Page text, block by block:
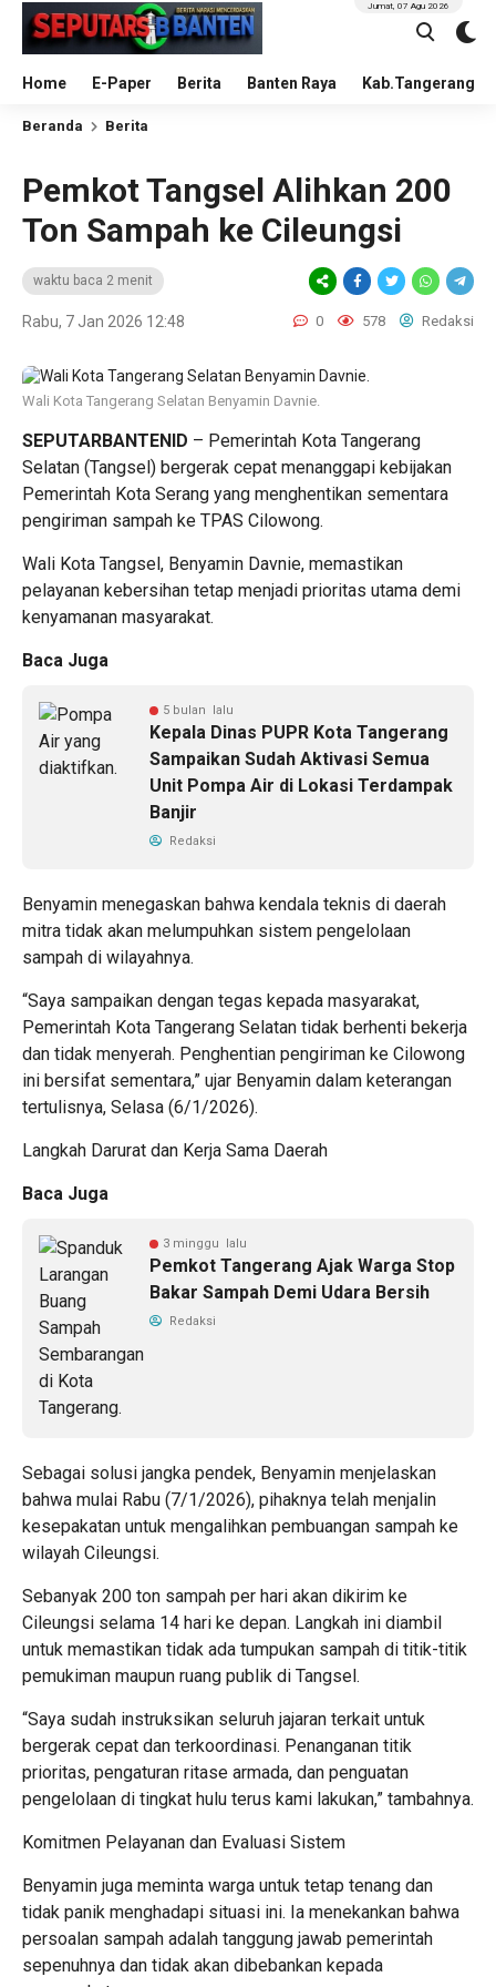
Home E-Paper Berita Banten Raya Kab.Tangerang
Jumat, 07 Agu 2026
Beranda Berita
Pemkot Tangsel Alihkan 200
Ton Sampah ke Cileungsi
waktu baca 2 menit
Rabu, 7 Jan 2026 12:48 0 578 Redaksi
Wali Kota Tangerang Selatan Benyamin Davnie.
SEPUTARBANTENID – Pemerintah Kota Tangerang
Selatan (Tangsel) bergerak cepat menanggapi kebijakan
Pemerintah Kota Serang yang menghentikan sementara
pengiriman sampah ke TPAS Cilowong.
Wali Kota Tangsel, Benyamin Davnie, memastikan
pelayanan kebersihan tetap menjadi prioritas utama demi
kenyamanan masyarakat.
Baca Juga
5 bulan lalu
Kepala Dinas PUPR Kota Tangerang
Sampaikan Sudah Aktivasi Semua
Unit Pompa Air di Lokasi Terdampak
Banjir
Redaksi
Benyamin menegaskan bahwa kendala teknis di daerah
mitra tidak akan melumpuhkan sistem pengelolaan
sampah di wilayahnya.
“Saya sampaikan dengan tegas kepada masyarakat,
Pemerintah Kota Tangerang Selatan tidak berhenti bekerja
dan tidak menyerah. Penghentian pengiriman ke Cilowong
ini bersifat sementara,” ujar Benyamin dalam keterangan
tertulisnya, Selasa (6/1/2026).
Langkah Darurat dan Kerja Sama Daerah
Baca Juga
3 minggu lalu
Pemkot Tangerang Ajak Warga Stop
Bakar Sampah Demi Udara Bersih
Redaksi
Sebagai solusi jangka pendek, Benyamin menjelaskan
bahwa mulai Rabu (7/1/2026), pihaknya telah menjalin
kesepakatan untuk mengalihkan pembuangan sampah ke
wilayah Cileungsi.
Sebanyak 200 ton sampah per hari akan dikirim ke
Cileungsi selama 14 hari ke depan. Langkah ini diambil
untuk memastikan tidak ada tumpukan sampah di titik-titik
pemukiman maupun ruang publik di Tangsel.
“Saya sudah instruksikan seluruh jajaran terkait untuk
bergerak cepat dan terkoordinasi. Penanganan titik
prioritas, pengaturan ritase armada, dan penguatan
pengelolaan di tingkat hulu terus kami lakukan,” tambahnya.
Komitmen Pelayanan dan Evaluasi Sistem
Benyamin juga meminta warga untuk tetap tenang dan
tidak panik menghadapi situasi ini. Ia menekankan bahwa
persoalan sampah adalah tanggung jawab pemerintah
sepenuhnya dan tidak akan dibebankan kepada